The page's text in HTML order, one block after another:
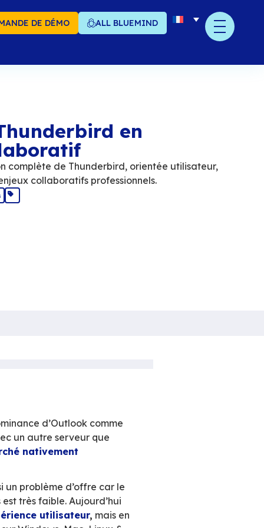
DE DÉMO ALL BLUEMIND
collaboratif
propose une gestion complète de
exactement aux enjeux collaboratifs